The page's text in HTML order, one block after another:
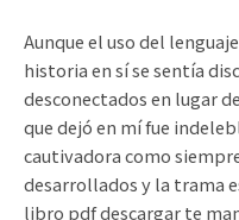
Aunque el uso del
historia en sí se sentía
desconectados en lugar
que dejó en mí fue
cautivadora como
desarrollados y la trama
libro pdf descargar te